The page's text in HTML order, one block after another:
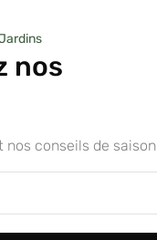
nos
nos conseils de saison